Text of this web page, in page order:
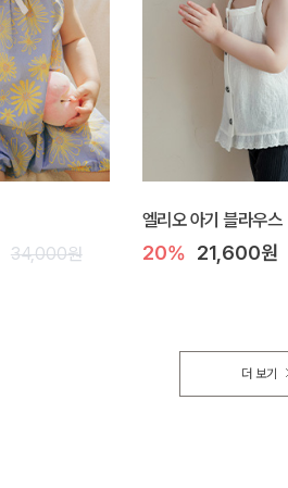
34,000원
엘리오 아기 블라우스
20% 21,600원
더 보기